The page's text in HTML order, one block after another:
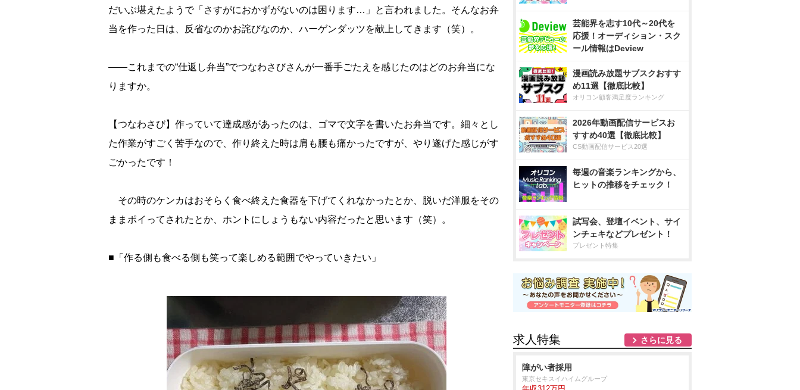
だいぶ堪えたようで「さすがにおかずがないのは困ります…」と言われました。そんなお弁
当を作った日は、反省なのかお詫びなのか、ハーゲンダッツを献上してきます（笑）。
――これまでの“仕返し弁当”でつなわさびさんが一番手ごたえを感じたのはどのお弁当にな
りますか。
【つなわさび】作っていて達成感があったのは、ゴマで文字を書いたお弁当です。細々とし
た作業がすごく苦手なので、作り終えた時は肩も腰も痛かったですが、やり遂げた感じがす
ごかったです！
その時のケンカはおそらく食べ終えた食器を下げてくれなかったとか、脱いだ洋服をその
ままポイってされたとか、ホントにしょうもない内容だったと思います（笑）。
■「作る側も食べる側も笑って楽しめる範囲でやっていきたい」
芸能界を志す10代～20代を
応援！オーディション・スク
ール情報はDeview
漫画読み放題サブスクおすす
め11選【徹底比較】
オリコン顧客満足度ランキング
2026年動画配信サービスお
すすめ40選【徹底比較】
CS動画配信サービス20選
毎週の音楽ランキングから、
ヒットの推移をチェック！
試写会、登壇イベント、サイ
ンチェキなどプレゼント！
プレゼント特集
求人特集 さらに見る
障がい者採用
東京セキスイハイムグループ